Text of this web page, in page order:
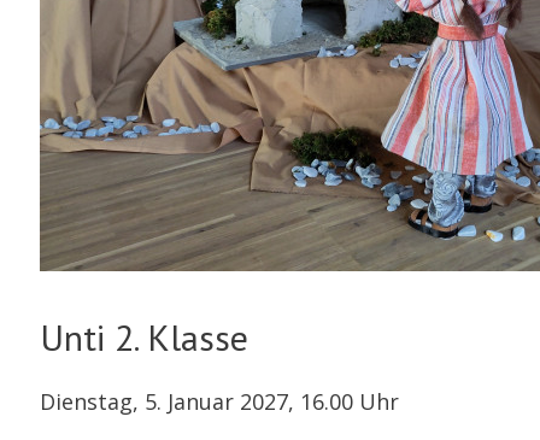
Unti 2. Klasse
Dienstag, 5. Januar 2027, 16.00 Uhr